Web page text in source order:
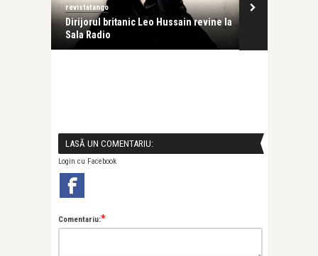
revistatango
Dirijorul britanic Leo Hussain revine la
Sala Radio
LASĂ UN COMENTARIU:
Login cu Facebook
Comentariu:*